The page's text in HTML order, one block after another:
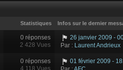
Statistiques Infos sur le dernier
0 réponses
2 428 Vues
26 janvier 2009 -
Par : Laurent Andrieux
0 réponses
4 118 Vues
01 février 2009 -